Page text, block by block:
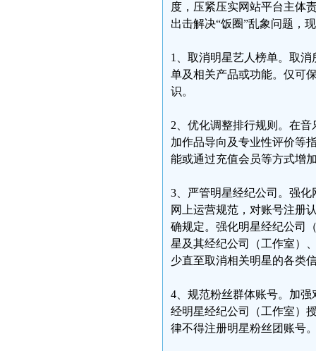
度，压紧压实网站平台主体
出击解决“饭圈”乱象问题，
1、取消明星艺人榜单。取
单及相关产品或功能。仅可
识。
2、优化调整排行规则。在
加作品导向及专业性评价等
能或通过充值会员等方式增
3、严管明星经纪公司。强
网上运营规范，对账号注册
确规定。强化明星经纪公司
星及其经纪公司（工作室）
少直至取消相关明星的各类
4、规范粉丝群体账号。加
经明星经纪公司（工作室）
律不得注册明星粉丝团账号